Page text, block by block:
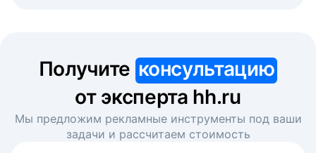
Получите консультацию
от эксперта hh.ru
Мы предложим рекламные инструменты под ваши
задачи и рассчитаем стоимость